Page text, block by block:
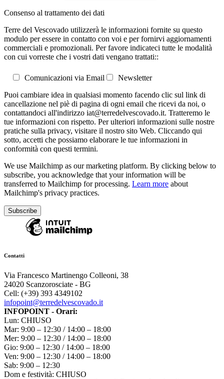
Consenso al trattamento dei dati
Terre del Vescovado utilizzerà le informazioni fornite su questo
modulo per essere in contatto con voi e per fornirvi aggiornamenti
commerciali e promozionali. Per favore indicateci tutte le modalità
con cui vorreste che i vostri dati vengano trattati::
Comunicazioni via Email
Newsletter
Puoi cambiare idea in qualsiasi momento facendo clic sul link di
cancellazione nel piè di pagina di ogni email che ricevi da noi, o
contattandoci all'indirizzo iat@terredelvescovado.it. Tratteremo le
tue informazioni con rispetto. Per ulteriori informazioni sulle nostre
pratiche sulla privacy, visitare il nostro sito Web. Cliccando qui
sotto, accetti che possiamo elaborare le tue informazioni in
conformità con questi termini.
We use Mailchimp as our marketing platform. By clicking below to
subscribe, you acknowledge that your information will be
transferred to Mailchimp for processing. Learn more about
Mailchimp's privacy practices.
Contatti
Via Francesco Martinengo Colleoni, 38
24020 Scanzorosciate - BG
Cell: (+39) 393 4349102
infopoint@terredelvescovado.it
INFOPOINT - Orari:
Lun: CHIUSO
Mar: 9:00 – 12:30 / 14:00 – 18:00
Mer: 9:00 – 12:30 / 14:00 – 18:00
Gio: 9:00 – 12:30 / 14:00 – 18:00
Ven: 9:00 – 12:30 / 14:00 – 18:00
Sab: 9:00 – 12:30
Dom e festività: CHIUSO